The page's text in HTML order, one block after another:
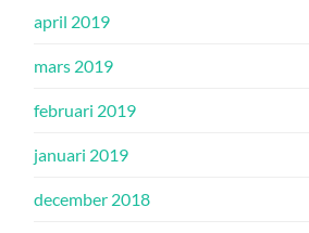
april 2019
mars 2019
februari 2019
januari 2019
december 2018